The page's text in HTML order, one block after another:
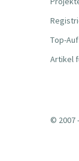
Top-
Artikel
© 2007